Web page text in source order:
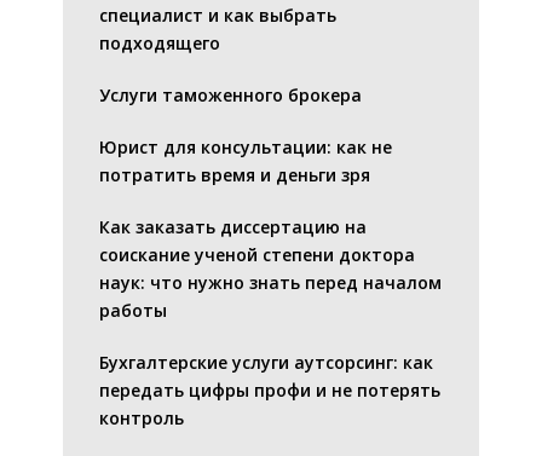
специалист и как выбрать
подходящего
Услуги таможенного брокера
Юрист для консультации: как не
потратить время и деньги зря
Как заказать диссертацию на
соискание ученой степени доктора
наук: что нужно знать перед началом
работы
Бухгалтерские услуги аутсорсинг: как
передать цифры профи и не потерять
контроль